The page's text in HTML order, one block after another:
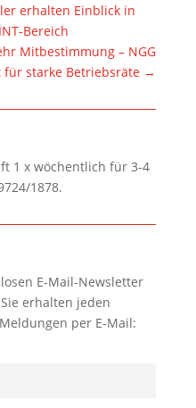
erhalten Einblick in
Bereich
Mitbestimmung – NGG
starke Betriebsräte →
1 x wöchentlich für 3-4
1878.
E-Mail-Newsletter
erhalten jeden
per E-Mail: